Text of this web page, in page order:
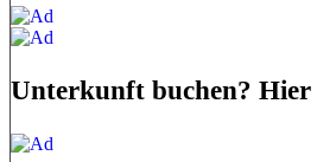
Unterkunft buchen? Hier